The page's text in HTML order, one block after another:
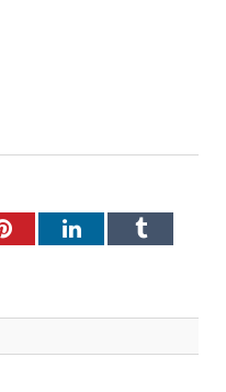
PinterestLinkedInTumblr